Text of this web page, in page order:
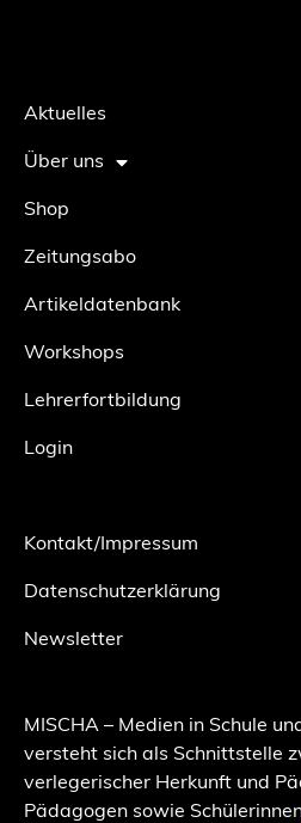
Aktuelles
Über uns
Shop
Zeitungsabo
Artikeldatenbank
Workshops
Lehrerfortbildung
Login
Kontakt/Impressum
Datenschutzerklärung
Newsletter
MISCHA – Medien in Schule
versteht sich als Schnittstelle
verlegerischer Herkunft und
Pädagogen sowie